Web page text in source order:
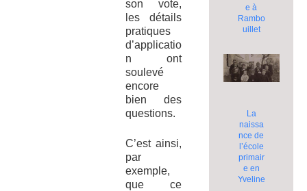
son vote,
les détails
pratiques
d’applicatio
n ont
soulevé
encore
bien des
questions.
C’est ainsi,
par
exemple,
que ce
e à
Rambo
uillet
La
naissa
nce de
l’école
primair
e en
Yveline